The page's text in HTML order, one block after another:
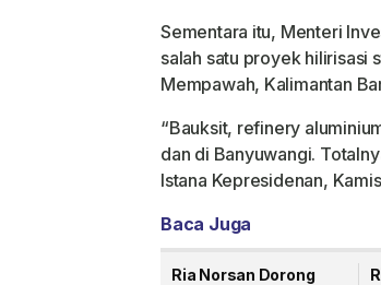
Sementara itu, Menteri
salah satu proyek hilirisasi
Mempawah, Kalimantan
“Bauksit, refinery
dan di Banyuwangi.
Istana Kepresidenan,
Baca Juga
Ria Norsan Dorong